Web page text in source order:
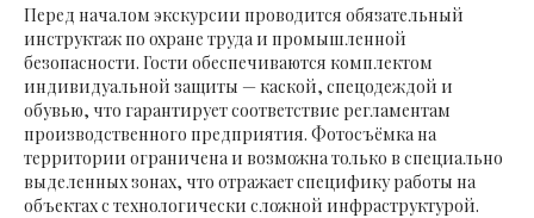
Перед началом экскурсии проводится обязательный
инструктаж по охране труда и промышленной
безопасности. Гости обеспечиваются комплектом
индивидуальной защиты — каской, спецодеждой и
обувью, что гарантирует соответствие регламентам
производственного предприятия. Фотосъёмка на
территории ограничена и возможна только в специально
выделенных зонах, что отражает специфику работы на
объектах с технологически сложной инфраструктурой.